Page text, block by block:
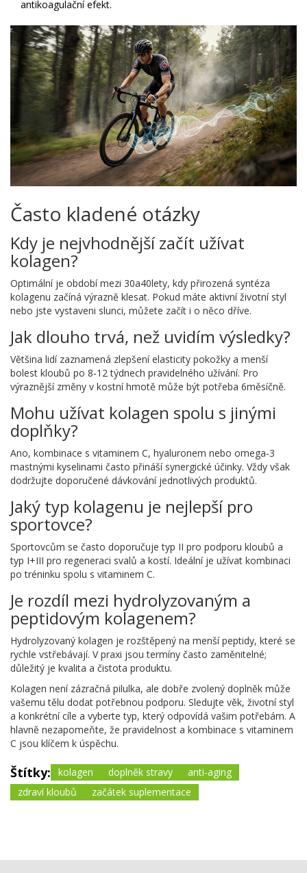
antikoagulační efekt.
Často kladené otázky
Kdy je nejvhodnější začít užívat
kolagen?
Optimální je období mezi 30a40lety, kdy přirozená syntéza
kolagenu začíná výrazně klesat. Pokud máte aktivní životní styl
nebo jste vystaveni slunci, můžete začít i o něco dříve.
Jak dlouho trvá, než uvidím výsledky?
Většina lidí zaznamená zlepšení elasticity pokožky a menší
bolest kloubů po 8‑12 týdnech pravidelného užívání. Pro
výraznější změny v kostní hmotě může být potřeba 6měsíčně.
Mohu užívat kolagen spolu s jinými
doplňky?
Ano, kombinace s vitaminem C, hyaluronem nebo omega‑3
mastnými kyselinami často přináší synergické účinky. Vždy však
dodržujte doporučené dávkování jednotlivých produktů.
Jaký typ kolagenu je nejlepší pro
sportovce?
Sportovcům se často doporučuje typ II pro podporu kloubů a
typ I+III pro regeneraci svalů a kostí. Ideální je užívat kombinaci
po tréninku spolu s vitaminem C.
Je rozdíl mezi hydrolyzovaným a
peptidovým kolagenem?
Hydrolyzovaný kolagen je rozštěpený na menší peptidy, které se
rychle vstřebávají. V praxi jsou termíny často zaměnitelné;
důležitý je kvalita a čistota produktu.
Kolagen není zázračná pilulka, ale dobře zvolený doplněk může
vašemu tělu dodat potřebnou podporu. Sledujte věk, životní styl
a konkrétní cíle a vyberte typ, který odpovídá vašim potřebám. A
hlavně nezapomeňte, že pravidelnost a kombinace s vitaminem
C jsou klíčem k úspěchu.
Štítky: kolagen doplněk stravy
anti-aging
zdraví kloubů
začátek suplementace